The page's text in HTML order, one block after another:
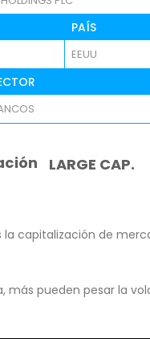
PAÍS
EEUU
LARGE CAP.
la capitalización de
pueden pesar la